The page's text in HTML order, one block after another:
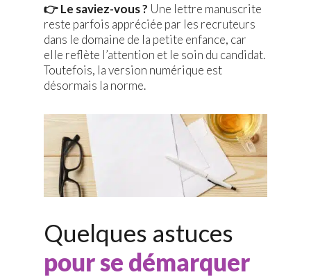
👉 Le saviez-vous ? Une lettre manuscrite
reste parfois appréciée par les recruteurs
dans le domaine de la petite enfance, car
elle reflète l’attention et le soin du candidat.
Toutefois, la version numérique est
désormais la norme.
Quelques astuces
pour se démarquer